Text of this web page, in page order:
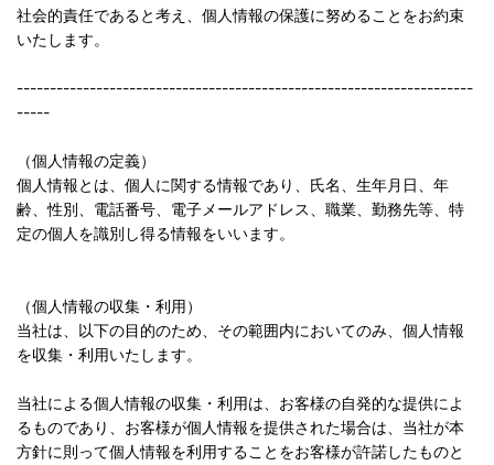
社会的責任であると考え、個人情報の保護に努めることをお約束
いたします。
---------------------------------------------------------------------
-----
（個人情報の定義）
個人情報とは、個人に関する情報であり、氏名、生年月日、年
齢、性別、電話番号、電子メールアドレス、職業、勤務先等、特
定の個人を識別し得る情報をいいます。
（個人情報の収集・利用）
当社は、以下の目的のため、その範囲内においてのみ、個人情報
を収集・利用いたします。
当社による個人情報の収集・利用は、お客様の自発的な提供によ
るものであり、お客様が個人情報を提供された場合は、当社が本
方針に則って個人情報を利用することをお客様が許諾したものと